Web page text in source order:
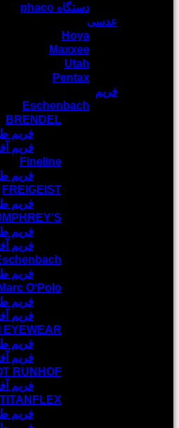
دستگاه phaco
عدسی
Hoya
Maxxee
Utah
Pentax
فریم
Eschenbach
BRENDEL
فریم
فریم
Fineline
فریم
FREIGEIST
فریم
فریم
فریم
فریم
Marc O‘Polo
فریم
فریم
EYEWEAR
فریم
فریم
RUNHOF
فریم
TITANFLEX
فریم